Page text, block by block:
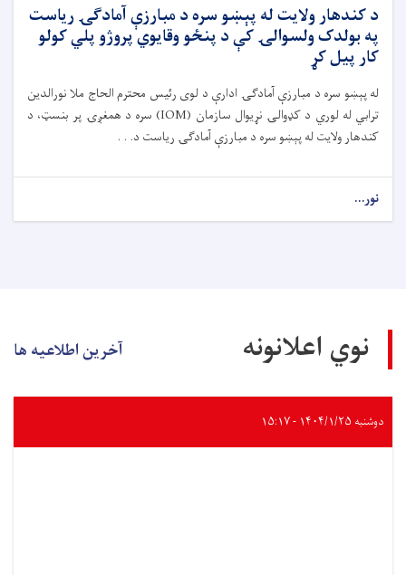
د کندهار ولایت له پېښو سره د مبارزې آمادګۍ ریاست
په بولدک ولسوالۍ کې د پنځو وقایوي پروژو پلي کولو
کار پیل کړ
له پېښو سره د مبارزې آمادګۍ ادارې د لوی رئیس محترم الحاج ملا نورالدین
ترابي له لوري د کډوالۍ نړیوال سازمان (IOM) سره د همغږۍ پر بنسټ، د
کندهار ولایت له پېښو سره د مبارزې آمادګۍ ریاست د. . .
نور...
نوي اعلانونه آخرین اطلاعیه ها
دوشنبه ۱۴۰۴/۱/۲۵ - ۱۵:۱۷